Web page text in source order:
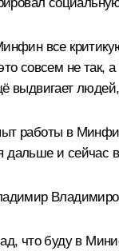
все
совсем не так,
выдвигает
работы в
дальше и сейчас
что буду в